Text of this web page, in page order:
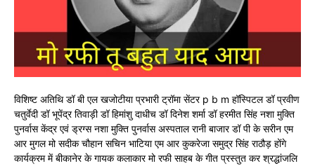
विशिष्ट अतिथि डॉ बी एल खजोटीया प्रभारी ट्रॉमा सेंटर p b m हॉस्पिटल डॉ प्रवीण
चतुर्वेदी डॉ भूपेंद्र तिवाड़ी डॉ हिमांशु दाधीच डॉ दिनेश शर्मा डॉ हरमीत सिंह नशा मुक्ति
पुनर्वास केंद्र एवं ड्रग्स नशा मुक्ति पुनर्वास अस्पताल रानी बाजार डॉ पी के सरीन एम
आर मुगल मो सदीक चौहान सचिन भाटिया एम आर कुकरेजा समुद्र सिंह राठौड़ होंगे
कार्यक्रम में बीकानेर के गायक कलाकार मो रफी साहब के गीत प्रस्तुत कर श्रद्धांजलि